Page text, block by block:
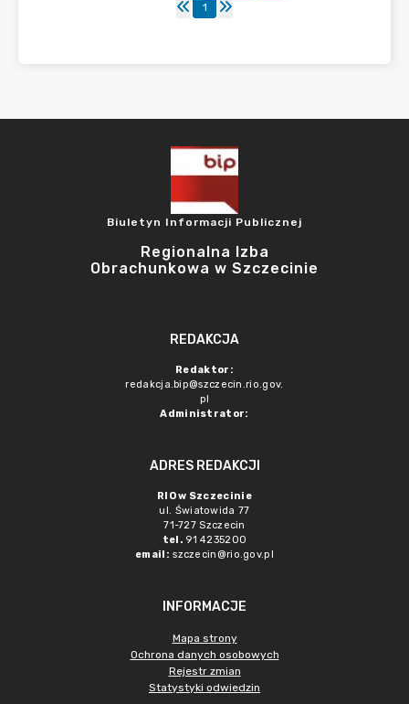
1
Biuletyn Informacji Publicznej
Regionalna Izba
Obrachunkowa w Szczecinie
REDAKCJA
Redaktor:
redakcja.bip@szczecin.rio.gov.
pl
Administrator:
ADRES REDAKCJI
RIO w Szczecinie
ul. Światowida 77
71-727 Szczecin
tel. 91 4235200
email: szczecin@rio.gov.pl
INFORMACJE
Mapa strony
Ochrona danych osobowych
Rejestr zmian
Statystyki odwiedzin